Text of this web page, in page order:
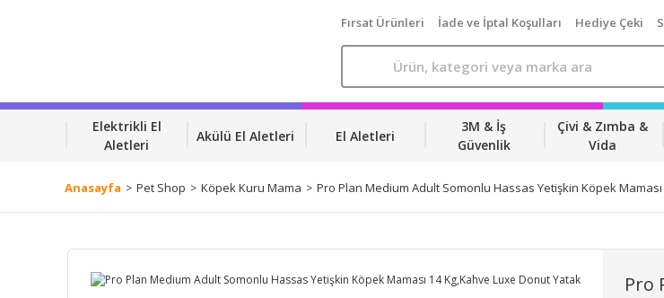
Fırsat Ürünleri İade ve İptal Koşulları Hediye Çeki
Elektrikli El
Aletleri
Akülü El Aletleri El Aletleri
3M & İş
Güvenlik
Çivi & Zımba &
Vida
Anasayfa Pet Shop Köpek Kuru Mama Pro Plan Medium Adult Somonlu Hassas Yetişkin Köpek
Pro